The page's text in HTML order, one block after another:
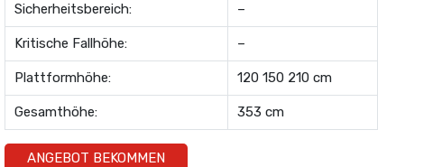
Sicherheitsbereich: –
Kritische Fallhöhe: –
Plattformhöhe: 120 150 210 cm
Gesamthöhe: 353 cm
ANGEBOT BEKOMMEN